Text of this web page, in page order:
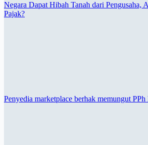
Negara Dapat Hibah Tanah dari Pengusaha,
Pajak?
Penyedia marketplace berhak memungut PPh